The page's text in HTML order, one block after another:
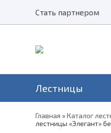
Стать партнером
Стать партнером
Лестницы
Наши хиты
Балясины
Главная »Каталог
лестницы «Элегант»